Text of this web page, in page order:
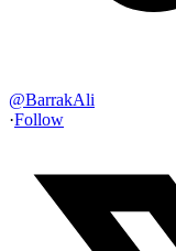
@BarrakAli
·Follow